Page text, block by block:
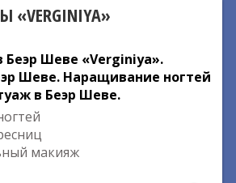
«VERGINIYA»
Беэр Шеве «Verginiya».
Шеве. Наращивание ногтей
в Беэр Шеве.
макияж